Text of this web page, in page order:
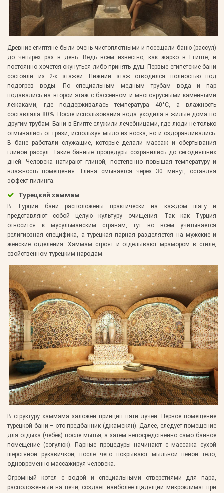
Древние египтяне были очень чистоплотными и посещали баню (рассул)
до четырех раз в день. Ведь всем известно, как жарко в Египте, и
постоянно хочется окунуться либо принять душ. Первые египетские бани
состояли из 2-х этажей. Нижний этаж отводился полностью под
подогрев воды. По специальным медным трубам вода и пар
подавались на второй этаж с бассейном и многоярусными каменными
лежаками, где поддерживалась температура 40°С, а влажность
составляла 80%. После использования вода уходила в жилые дома по
другим трубам. Бани в Египте служили лечебницами, где люди не только
отмывались от грязи, используя мыло из воска, но и оздоравливались.
В бане работали служащие, которые делали массаж и обертывания
глиной рассул. Такие банные процедуры сохранились до сегодняшних
дней. Человека натирают глиной, постепенно повышая температуру и
влажность помещения. Глина смывается через 30 минут, оставляя
эффект пилинга.
Турецкий хаммам
В Турции бани расположены практически на каждом шагу и
представляют собой целую культуру очищения. Так как Турция
относится к мусульманским странам, тут во всем учитывается
религиозная специфика, а турецкая парная разделяется на мужские и
женские отделения. Хаммам строят и отделывают мрамором в стиле,
свойственном турецким народам.
В структуру хаммама заложен принцип пяти лучей. Первое помещение
турецкой бани – это предбанник (джамекян). Далее, следует помещение
для отдыха (чебек) после мытья, а затем непосредственно само банное
помещение (согулюк). Парные процедуры начинают с массажа сухой
шерстяной рукавичкой, после чего покрывают мыльной пеной тело,
одновременно массажируя человека.
Огромный котел с водой и специальными отверстиями для пара,
расположенный на печи, создает наиболее щадящий микроклимат при